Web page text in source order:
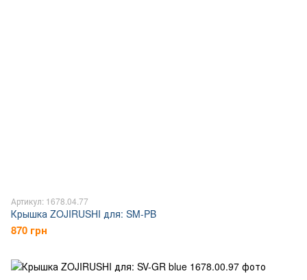
Артикул: 1678.04.77
Крышка ZOJIRUSHI для: SM-PB
870 грн